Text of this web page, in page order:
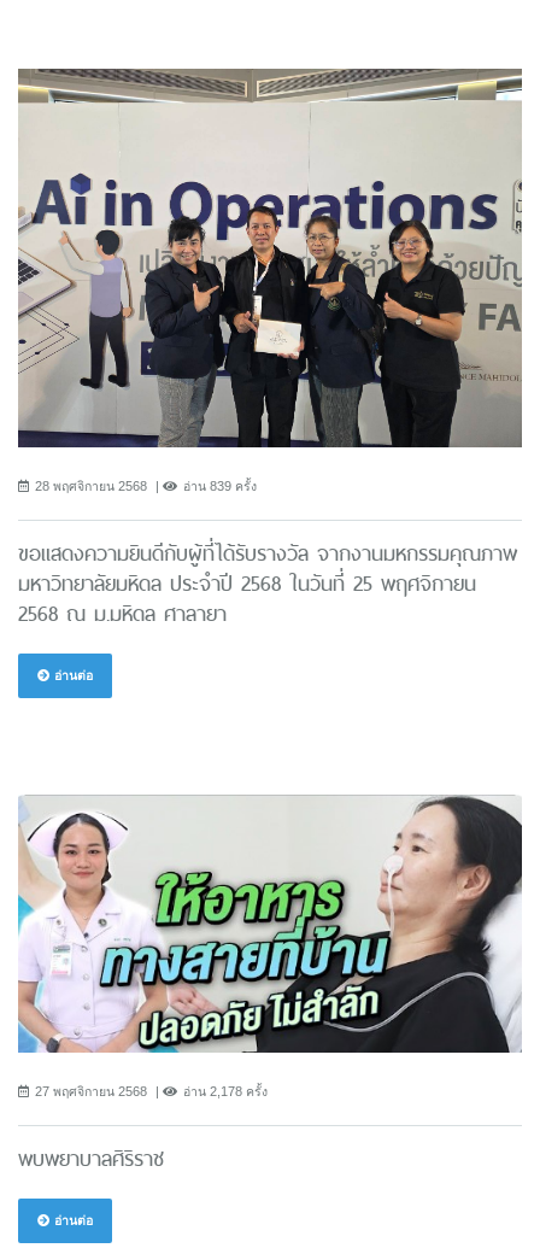
28 พฤศจิกายน 2568 อ่าน 839 ครั้ง
ขอแสดงความยินดีกับผู้ที่ได้รับรางวัล จากงานมหกรรมคุณภาพ
มหาวิทยาลัยมหิดล ประจำปี 2568 ในวันที่ 25 พฤศจิกายน
2568 ณ ม.มหิดล ศาลายา
อ่านต่อ
27 พฤศจิกายน 2568 อ่าน 2,178 ครั้ง
พบพยาบาลศิริราช
อ่านต่อ